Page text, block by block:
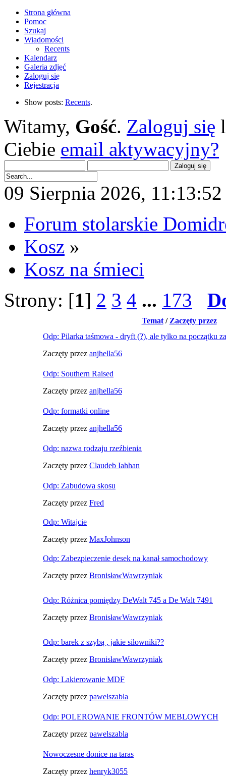
Strona główna
Pomoc
Szukaj
Wiadomości
Recents
Kalendarz
Galeria zdjęć
Zaloguj się
Rejestracja
Show posts: Recents.
Witamy, Gość. Zaloguj się
Ciebie email aktywacyjny?
09 Sierpnia 2026,
Forum stolarskie
Kosz »
Kosz na śmieci
Strony: [1] 2 3 4 ... 173
Temat/ Zaczęty przez
Odp: Pilarka taśmowa - dryft (?), ale tylko na początku
Zaczęty przez anjhella56
Odp: Southern Raised
Zaczęty przez anjhella56
Odp: formatki online
Zaczęty przez anjhella56
Odp: nazwa rodzaju rzeźbienia
Zaczęty przez Claudeb Iahhan
Odp: Zabudowa skosu
Zaczęty przez Fred
Odp: Witajcie
Zaczęty przez MaxJohnson
Odp: Zabezpieczenie desek na kanał samochodowy
Zaczęty przez BronisławWawrzyniak
Odp: Różnica pomiędzy DeWalt 745 a De Walt 7491
Zaczęty przez BronisławWawrzyniak
Odp: barek z szybą , jakie siłowniki??
Zaczęty przez BronisławWawrzyniak
Odp: Lakierowanie MDF
Zaczęty przez pawelszabla
Odp: POLEROWANIE FRONTÓW MEBLOWYCH
Zaczęty przez pawelszabla
Nowoczesne donice na taras
Zaczęty przez henryk3055